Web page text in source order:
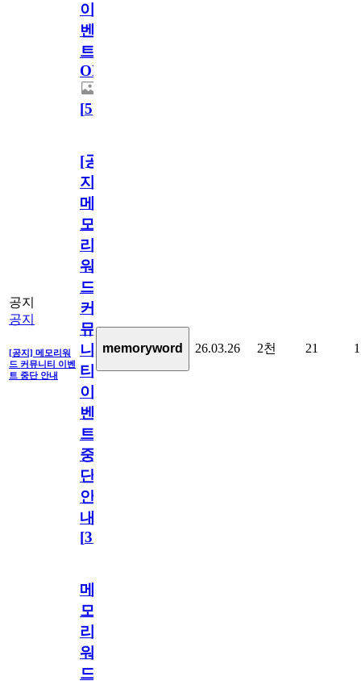
이
벤
트
OPEN!
[5]
공지
공지
[공지] 메모리워
드 커뮤니티 이벤
트 중단 안내
[공
지]
메
모
리
워
드
커
뮤
니
티
이
벤
트
중
단
안
내
[31
memoryword 26.03.26 2천 21 1
메
모
리
워
드